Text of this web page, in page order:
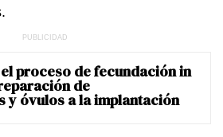
proceso de fecundación in
de
y óvulos a la implantación